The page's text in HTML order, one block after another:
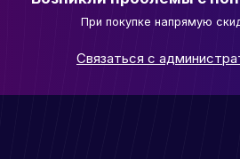
При покупке напрямую
Связаться с